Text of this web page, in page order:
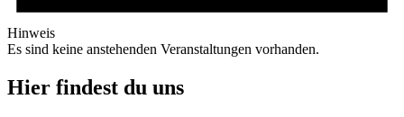
Hinweis
Es sind keine anstehenden Veranstaltungen vorhanden.
Hier findest du uns